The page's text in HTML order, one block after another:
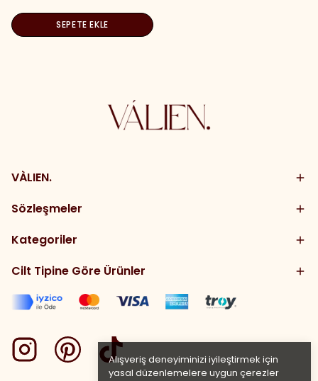
Alışveriş deneyiminizi iyileştirmek için
yasal düzenlemelere uygun çerezler
SEPETE EKLE
VÀLIEN.
Sözleşmeler
Kategoriler
Cilt Tipine Göre Ürünler